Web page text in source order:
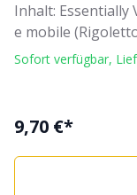
Inhalt: Essentially Verdi Reid, Duncan, bearb. La donna
e mobile
pira (Trovatore) Ah si
Sofort verfügbar,
9,70 €*